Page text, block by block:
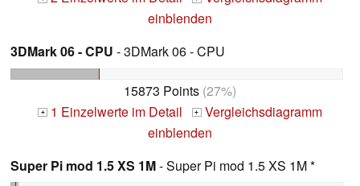
einblenden
3DMark 06 - CPU - 3DMark 06 - CPU
15873 Points (27%)
+ 1 Einzelwerte im Detail + Vergleichsdiagramm
einblenden
Super Pi mod 1.5 XS 1M- Super Pi mod 1.5 XS 1M *